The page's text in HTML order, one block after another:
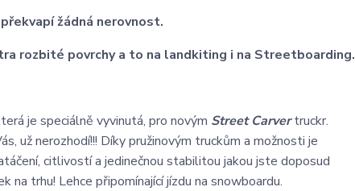
žádná nerovnost.
rozbité povrchy a to na landkiting i na Streetboarding.
je speciálně vyvinutá, pro novým Street Carvertruckr.
už nerozhodí!!! Díky pružinovým truckům a možnosti je
citlivostí a jedinečnou stabilitou jakou jste doposud
na trhu! Lehce připomínající jízdu na snowboardu.